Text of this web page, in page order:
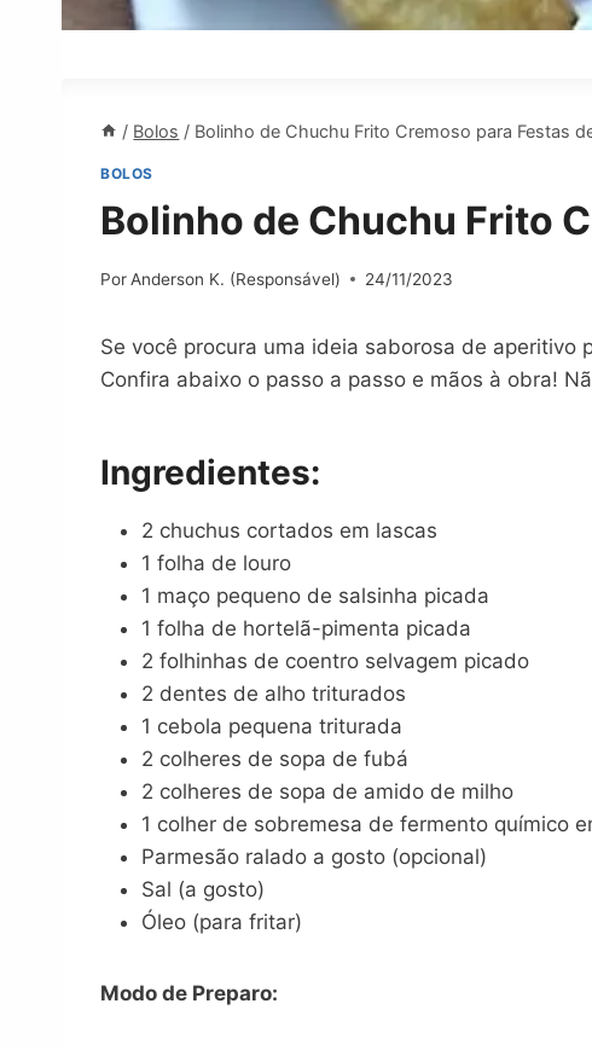
/ Bolos / Bolinho de Chuchu Frito Cremoso para Festas
BOLOS
Bolinho de Chuchu Frito
Por Anderson K. (Responsável) 24/11/2023
Se você procura uma ideia saborosa de aperitivo
Confira abaixo o passo a passo e mãos à obra!
Ingredientes:
2 chuchus cortados em lascas
1 folha de louro
1 maço pequeno de salsinha picada
1 folha de hortelã-pimenta picada
2 folhinhas de coentro selvagem picado
2 dentes de alho triturados
1 cebola pequena triturada
2 colheres de sopa de fubá
2 colheres de sopa de amido de milho
1 colher de sobremesa de fermento químico
Parmesão ralado a gosto (opcional)
Sal (a gosto)
Óleo (para fritar)
Modo de Preparo: